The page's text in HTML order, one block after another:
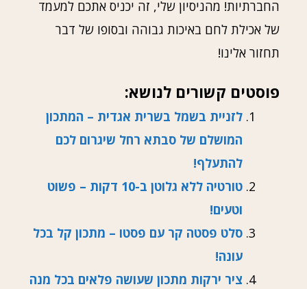
החברתיות! מהניסיון שלי, זה יכניס אתכם למעמד
של אכילת לחם באיכות גבוהה ובסופו של דבר
תחזור אלינו!
פוסטים קשורים לנושא:
לזניית בשמל בשרית אגדית – המתכון
המושלם של סבתא רחל שיגרום לכם
להתעלף!
טורטיה ללא גלוטן ב-10 דקות – פשוט
וטעים!
סלט פסטה קר עם פסטו – מתכון קל בכל
עונה!
ציר ירקות מתכון שעושה פלאים בכל מנה